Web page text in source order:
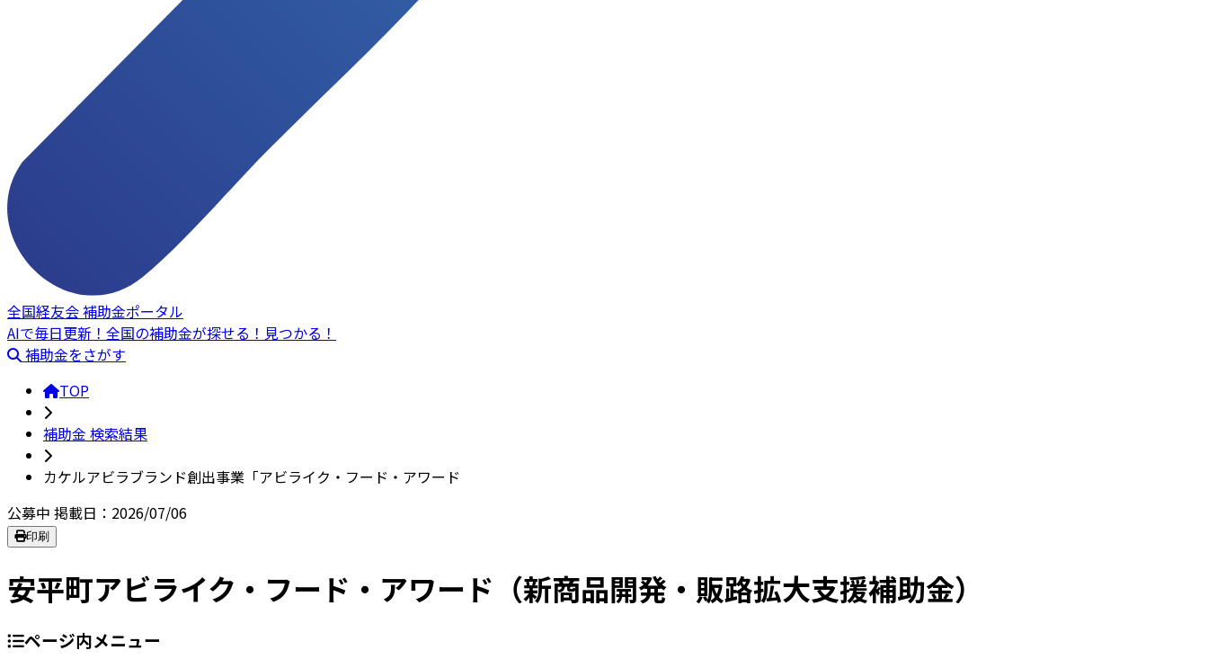
全国経友会 補助金ポータル
AIで毎日更新！全国の補助金が探せる！見つかる！
補助金をさがす
TOP
補助金 検索結果
カケルアビラブランド創出事業「アビライク・フード・アワード
公募中 掲載日：2026/07/06
印刷
安平町アビライク・フード・アワード（新商品開発・販路拡大支援補助金）
ページ内メニュー